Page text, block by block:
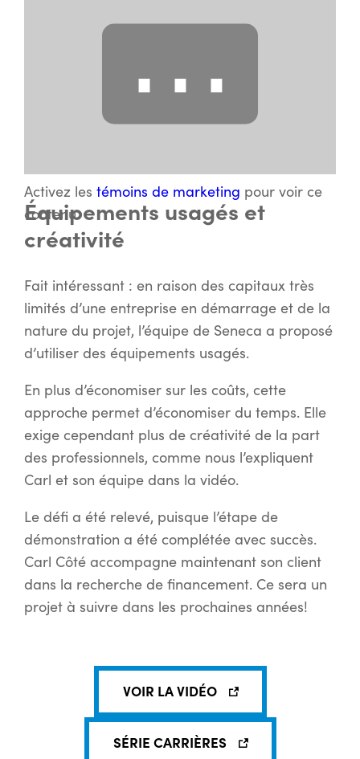
⋯
Activez les témoins de marketing pour voir ce
contenu.
Équipements usagés et
créativité
Fait intéressant : en raison des capitaux très
limités d’une entreprise en démarrage et de la
nature du projet, l’équipe de Seneca a proposé
d’utiliser des équipements usagés.
En plus d’économiser sur les coûts, cette
approche permet d’économiser du temps. Elle
exige cependant plus de créativité de la part
des professionnels, comme nous l’expliquent
Carl et son équipe dans la vidéo.
Le défi a été relevé, puisque l’étape de
démonstration a été complétée avec succès.
Carl Côté accompagne maintenant son client
dans la recherche de financement. Ce sera un
projet à suivre dans les prochaines années!
VOIR LA VIDÉO
SÉRIE CARRIÈRES